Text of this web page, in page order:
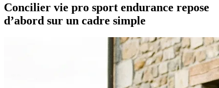
Concilier vie pro sport endurance repose
d’abord sur un cadre simple